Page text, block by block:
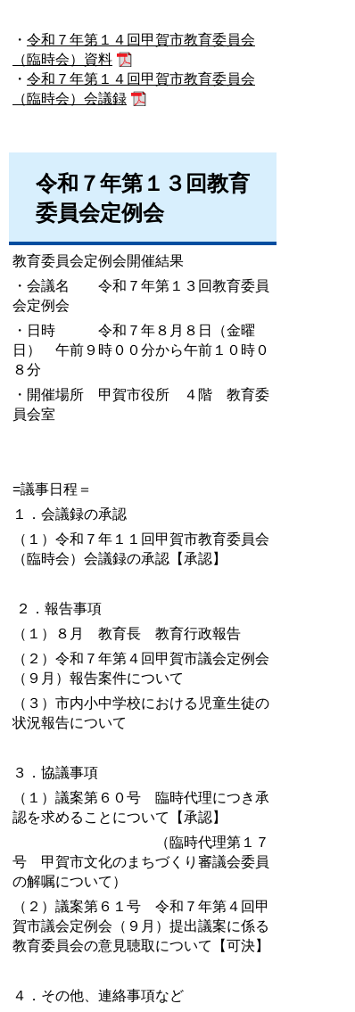
・ 令和７年第１４回甲賀市教育委員会
（臨時会）資料
・ 令和７年第１４回甲賀市教育委員会
（臨時会）会議録
令和７年第１３回教育
委員会定例会
教育委員会定例会開催結果
・会議名 令和７年第１３回教育委員
会定例会
・日時 令和７年８月８日（金曜
日） 午前９時００分から午前１０時０
８分
・開催場所 甲賀市役所 ４階 教育委
員会室
=議事日程＝
１．会議録の承認
（１）令和７年１１回甲賀市教育委員会
（臨時会）会議録の承認【承認】
２．報告事項
（１）８月 教育長 教育行政報告
（２）令和７年第４回甲賀市議会定例会
（９月）報告案件について
（３）市内小中学校における児童生徒の
状況報告について
３．協議事項
（１）議案第６０号 臨時代理につき承
認を求めることについて【承認】
（臨時代理第１７
号 甲賀市文化のまちづくり審議会委員
の解嘱について）
（２）議案第６１号 令和７年第４回甲
賀市議会定例会（９月）提出議案に係る
教育委員会の意見聴取について【可決】
４．その他、連絡事項など